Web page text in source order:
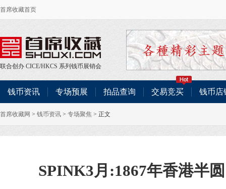
首席收藏首页
联合创办 CICE/HKCS 系列钱币展销会
钱币资讯 专场预展 拍品查询 交易竞买 钱币店
首席收藏网 > 钱币资讯 > 专场聚焦 > 正文
SPINK3月:1867年香港半